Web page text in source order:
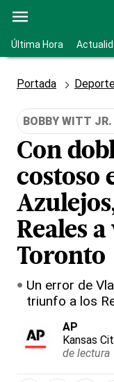
Última Hora
Portada
BOBBY WITT JR.
Con
costoso
Reales
Toronto
Un error de
triunfo a los
AP
Kansas
de lectura